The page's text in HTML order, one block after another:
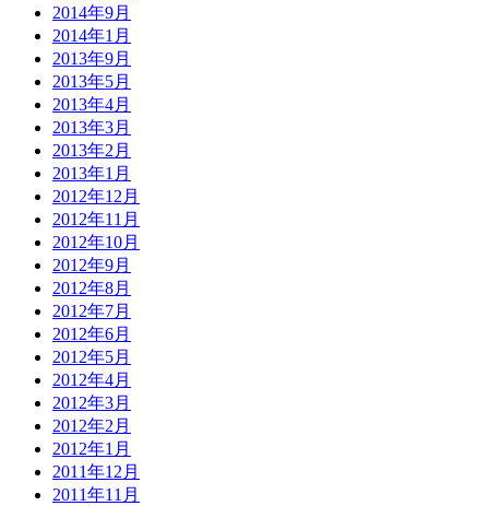
2014年9月
2014年1月
2013年9月
2013年5月
2013年4月
2013年3月
2013年2月
2013年1月
2012年12月
2012年11月
2012年10月
2012年9月
2012年8月
2012年7月
2012年6月
2012年5月
2012年4月
2012年3月
2012年2月
2012年1月
2011年12月
2011年11月